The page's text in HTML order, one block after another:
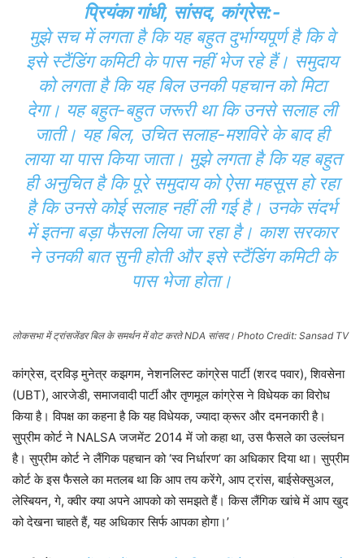
प्रियंका गांधी, सांसद, कांग्रेस:-
मुझे सच में लगता है कि यह बहुत दुर्भाग्यपूर्ण है कि वे
इसे स्टैंडिंग कमिटी के पास नहीं भेज रहे हैं। समुदाय
को लगता है कि यह बिल उनकी पहचान को मिटा
देगा। यह बहुत-बहुत जरूरी था कि उनसे सलाह ली
जाती। यह बिल, उचित सलाह-मशविरे के बाद ही
लाया या पास किया जाता। मुझे लगता है कि यह बहुत
ही अनुचित है कि पूरे समुदाय को ऐसा महसूस हो रहा
है कि उनसे कोई सलाह नहीं ली गई है। उनके संदर्भ
में इतना बड़ा फैसला लिया जा रहा है। काश सरकार
ने उनकी बात सुनी होती और इसे स्टैंडिंग कमिटी के
पास भेजा होता।
लोकसभा में ट्रांसजेंडर बिल के समर्थन में वोट करते NDA सांसद। Photo Credit: Sansad TV
कांग्रेस, द्रविड़ मुनेत्र कझगम, नेशनलिस्ट कांग्रेस पार्टी (शरद पवार), शिवसेना
(UBT), आरजेडी, समाजवादी पार्टी और तृणमूल कांग्रेस ने विधेयक का विरोध
किया है। विपक्ष का कहना है कि यह विधेयक, ज्यादा क्रूर और दमनकारी है।
सु्प्रीम कोर्ट ने NALSA जजमेंट 2014 में जो कहा था, उस फैसले का उल्लंघन
है। सुप्रीम कोर्ट ने लैंगिक पहचान को ‘स्व निर्धारण’ का अधिकार दिया था। सुप्रीम
कोर्ट के इस फैसले का मतलब था कि आप तय करेंगे, आप ट्रांस, बाईसेक्सुअल,
लेस्बियन, गे, क्वीर क्या अपने आपको को समझते हैं। किस लैंगिक खांचे में आप खुद
को देखना चाहते हैं, यह अधिकार सिर्फ आपका होगा।’